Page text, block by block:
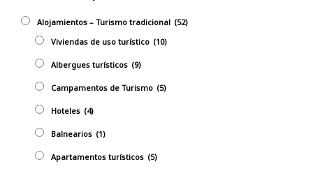
Alojamientos – Turismo tradicional (52)
Viviendas de uso turístico (10)
Albergues turísticos (9)
Campamentos de Turismo (5)
Hoteles (4)
Balnearios (1)
Apartamentos turísticos (5)